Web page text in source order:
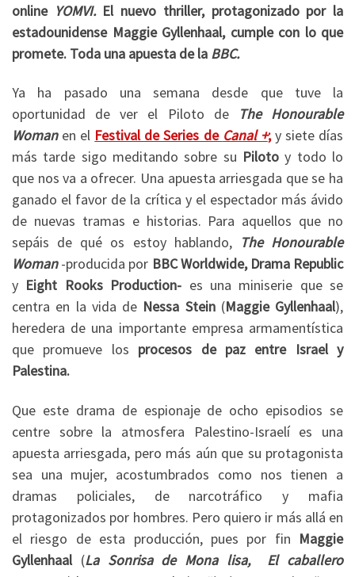
online YOMVI.El nuevo thriller, protagonizado por la
estadounidense Maggie Gyllenhaal, cumple con lo que
promete. Toda una apuesta de la BBC.
Ya ha pasado una semana desde que tuve la
oportunidad de ver el Piloto de
The Honourable
Womanen el Festival de Series de Canal +;y siete días
más tarde sigo meditando sobre su Piloto y todo lo
que nos va a ofrecer. Una apuesta arriesgada que se ha
ganado el favor de la crítica y el espectador más ávido
de nuevas tramas e historias. Para aquellos que no
sepáis de qué os estoy hablando, The Honourable
Woman-producida por BBC Worldwide, Drama Republic
y Eight Rooks Production- es una miniserie que se
centra en la vida de Nessa Stein(Maggie Gyllenhaal),
heredera de una importante empresa armamentística
que promueve los procesos de paz entre Israel y
Palestina.
Que este drama de espionaje de ocho episodios se
centre sobre la atmosfera Palestino-Israelí es una
apuesta arriesgada, pero más aún que su protagonista
sea una mujer, acostumbrados como nos tienen a
dramas policiales, de narcotráfico y mafia
protagonizados por hombres. Pero quiero ir más allá en
el riesgo de esta producción, pues por fin Maggie
Gyllenhaal(La Sonrisa de Mona lisa, El caballero